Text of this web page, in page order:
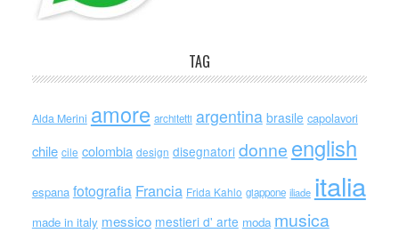
TAG
Alda Merini amore architetti argentina brasile capolavori
chile cile colombia design disegnatori donne english
espana fotografia Francia Frida Kahlo giappone iliade italia
made in italy messico mestieri d' arte moda musica